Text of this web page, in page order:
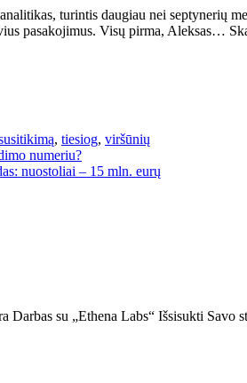
turintis daugiau nei septynerių
pasakojimus. Visų pirma, Aleksas…
, tiesiog, viršūnių
numeriu?
nuostoliai – 15 mln. eurų
Darbas su „Ethena Labs“ Išsisukti